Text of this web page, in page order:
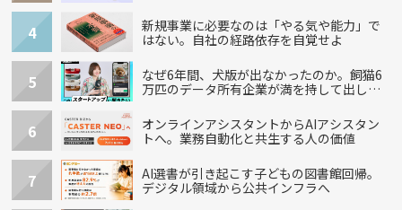
4
新規事業に必要なのは「やる気や能力」で
はない。自社の経路依存を自覚せよ
5
なぜ6年間、犬版が出なかったのか。飼猫6
万匹のデータ所有企業が満を持して出し
6
オンラインアシスタントからAIアシスタン
トへ。業務自動化と共生する人の価値
7
AI選書が引き起こす子どもの図書館回帰。
デジタル領域から公共インフラへ